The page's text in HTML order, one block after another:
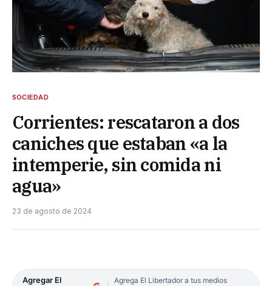
SOCIEDAD
Corrientes: rescataron a dos
caniches que estaban «a la
intemperie, sin comida ni
agua»
23 de agosto de 2024
Agregar El
Agrega El Libertador a tus medios